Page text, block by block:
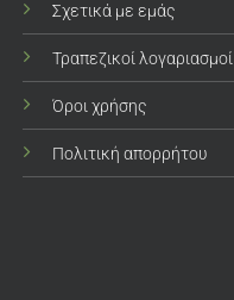
Σχετικά με εμάς
Τραπεζικοί λογαριασμοί
Όροι χρήσης
Πολιτική απορρήτου